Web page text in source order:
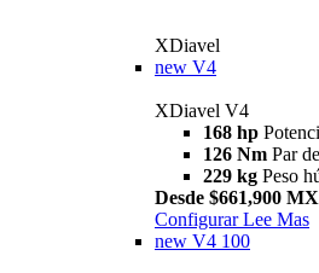
XDiavel
new V4
XDiavel V4
168 hp
126 Nm Par
229 kg Peso
Desde $661,900
Configurar Lee Mas
new V4 100